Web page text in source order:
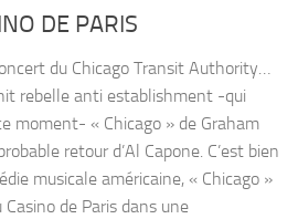
DE PARIS
du Chicago Transit Authority…
rebelle anti establishment -qui
moment- « Chicago » de Graham
retour d’Al Capone. C’est bien
musicale américaine, « Chicago »
de Paris dans une